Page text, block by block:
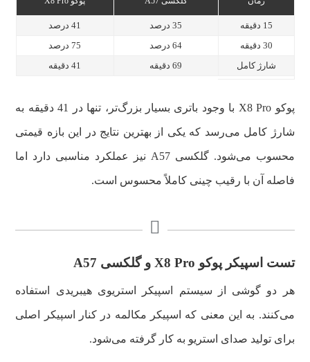
15 دقیقه 35 درصد
41 درصد
30 دقیقه
64 درصد
75 درصد
شارژ کامل
69 دقیقه 41 دقیقه
پوکو X8 Pro با وجود باتری بسیار بزرگ‌تر، تنها در 41 دقیقه به
شارژ کامل می‌رسد که یکی از بهترین نتایج در این بازه قیمتی
محسوب می‌شود. گلکسی A57 نیز عملکرد مناسبی دارد اما
فاصله آن با رقیب چینی کاملاً محسوس است.
تست اسپیکر پوکو X8 Pro و گلکسی A57
هر دو گوشی از سیستم اسپیکر استریوی هیبریدی استفاده
می‌کنند. به این معنی که اسپیکر مکالمه در کنار اسپیکر اصلی
برای تولید صدای استریو به کار گرفته می‌شود.